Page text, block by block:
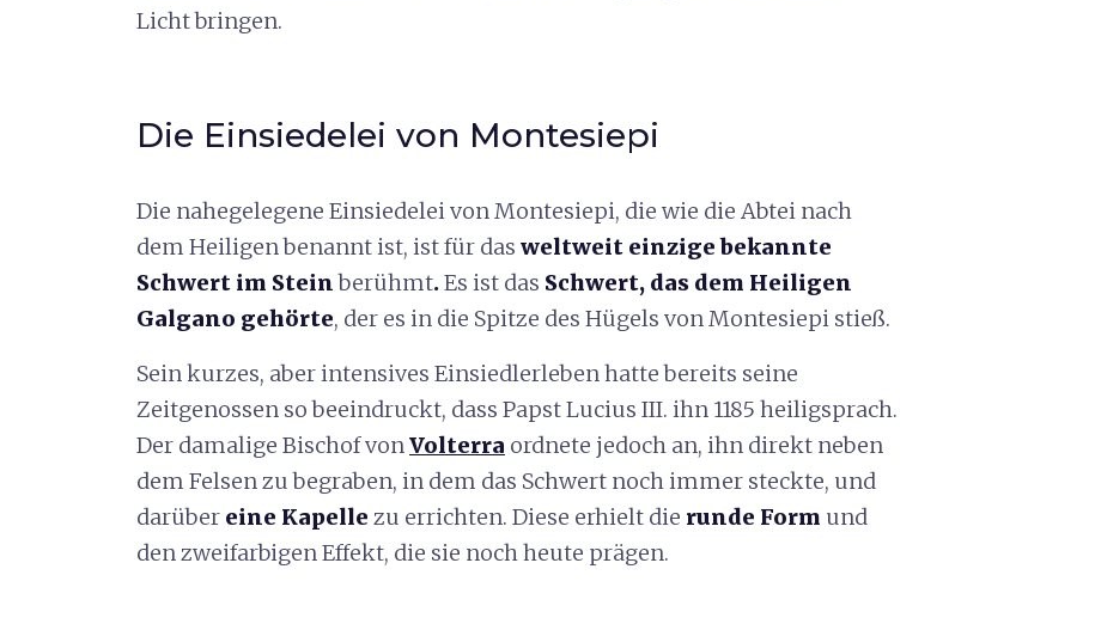
Licht bringen.
Die Einsiedelei von Montesiepi
Die nahegelegene Einsiedelei von Montesiepi, die wie die Abtei nach
dem Heiligen benannt ist, ist für das weltweit einzige bekannte
Schwert im Steinberühmt.Es ist das Schwert, das dem Heiligen
Galgano gehörte, der es in die Spitze des Hügels von Montesiepi stieß.
Sein kurzes, aber intensives Einsiedlerleben hatte bereits seine
Zeitgenossen so beeindruckt, dass Papst Lucius III. ihn 1185 heiligsprach.
Der damalige Bischof vonVolterra ordnete jedoch an, ihn direkt neben
dem Felsen zu begraben, in dem das Schwert noch immer steckte, und
darüber eine Kapelle zu errichten. Diese erhielt die runde Form und
den zweifarbigen Effekt, die sie noch heute prägen.